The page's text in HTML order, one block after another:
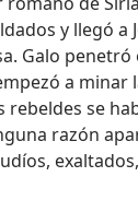
y llegó a
Galo penetró
a minar
rebeldes se
razón